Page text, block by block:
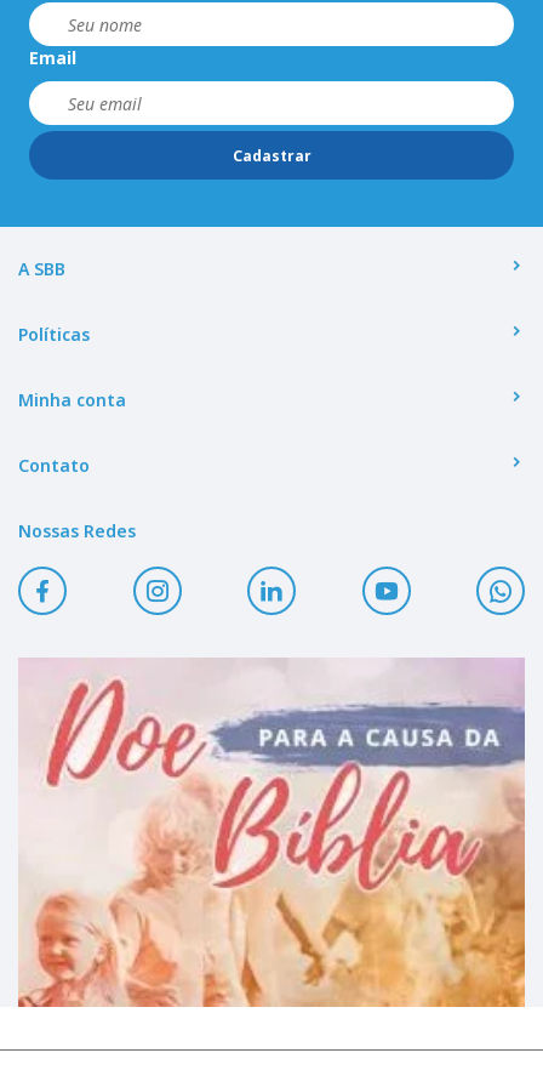
Email
Cadastrar
A SBB
Políticas
Minha conta
Contato
Nossas Redes